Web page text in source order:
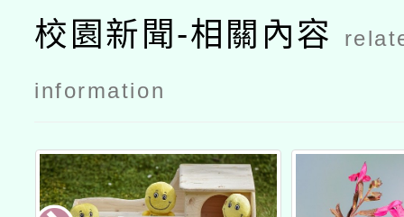
－114學年
度桃園市書
法教學師資
文
校園新聞-相關內容
information